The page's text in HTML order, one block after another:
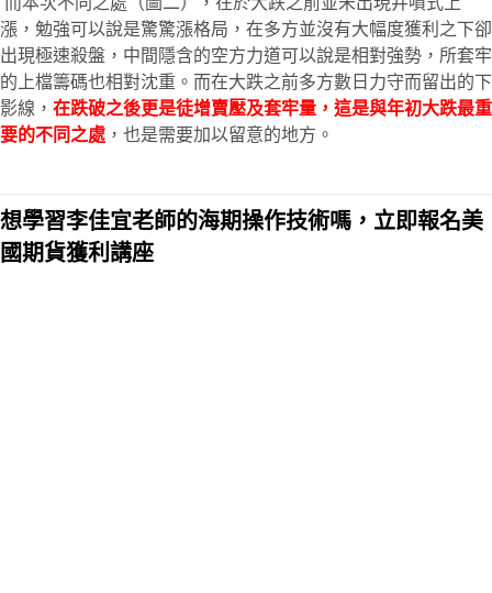
漲，勉強可以說是驚驚漲格局，在多方並沒有大幅度獲利之下卻
出現極速殺盤，中間隱含的空方力道可以說是相對強勢，所套牢
的上檔籌碼也相對沈重。而在大跌之前多方數日力守而留出的下
影線， 在跌破之後更是徒增賣壓及套牢量，這是與年初大跌最重
要的不同之處 ，也是需要加以留意的地方。
想學習李佳宜老師的海期操作技術嗎，立即報名美
國期貨獲利講座